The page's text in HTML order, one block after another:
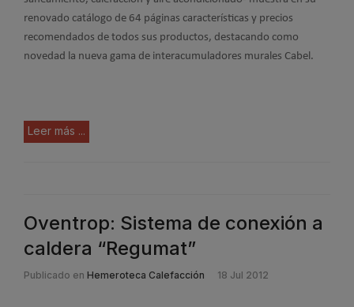
renovado catálogo de 64 páginas características y precios
recomendados de todos sus productos, destacando como
novedad la nueva gama de interacumuladores murales Cabel.
Leer más ...
Oventrop: Sistema de conexión a
caldera “Regumat”
Publicado en Hemeroteca Calefacción 18 Jul 2012